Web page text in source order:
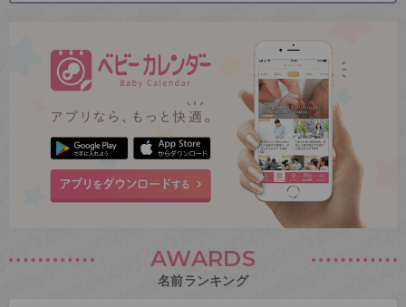
AWARDS
名前ランキング